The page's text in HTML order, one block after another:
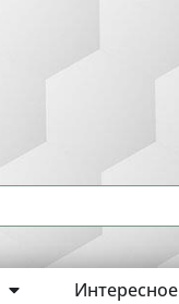
Интересное